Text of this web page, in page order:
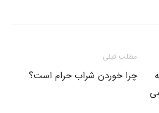
مطلب قبلی
چرا خوردن شراب حرام است؟